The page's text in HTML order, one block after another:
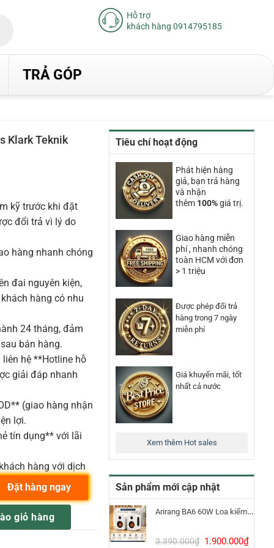
Hỗ trợ
khách hàng 0914795185
TRẢ GÓP
Tiêu chí hoạt động
Phát hiện hàng
giả, bạn trả hàng
và nhận
thêm 100%giá trị.
Giao hàng miễn
phí , nhanh chóng
toàn HCM với đơn
> 1 triệu
Được phép đổi trả
hàng trong 7 ngày
miễn phí
Giá khuyến mãi, tốt
nhất cả nước
Xem thêm Hot sales
Sản phẩm mới cập nhật
Arirang BA6 60W Loa kiểm âm Bluetooth 5.3
3.390.000₫ Giá
1.900.000₫Giá
Klark Teknik
kỹ trước khi đặt
đổi trả vì lý do
hàng nhanh chóng
đai nguyên kiện,
hàng có nhu
24 tháng, đảm
bán hàng.
hệ **Hotline hỗ
giải đáp nhanh
(giao hàng nhận
lợi.
tín dụng** với lãi
hàng với dịch
số lượng
giỏ hàng
Đặt hàng ngay